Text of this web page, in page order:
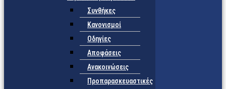
Συνθήκες
Κανονισμοί
Οδηγίες
Αποφάσεις
Ανακοινώσεις
Προπαρασκευαστικές